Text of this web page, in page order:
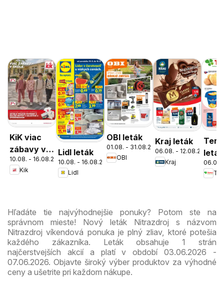
KiK viac
zábavy v
škole
10.08. - 16.08.2026
Kik
Lidl leták
10.08. - 16.08.2026
Lidl
OBI leták
01.08. - 31.08.2026
OBI
Kraj leták
06.08. - 12.08.2026
Kraj
leták
06.08.
Hľadáte tie najvýhodnejšie ponuky? Potom ste na
správnom mieste! Nový leták Nitrazdroj s názvom
Nitrazdroj víkendová ponuka je plný zliav, ktoré potešia
každého zákazníka. Leták obsahuje 1 strán
najčerstvejších akcií a platí v období 03.06.2026 -
07.06.2026. Objavte široký výber produktov za výhodné
ceny a ušetrite pri každom nákupe.